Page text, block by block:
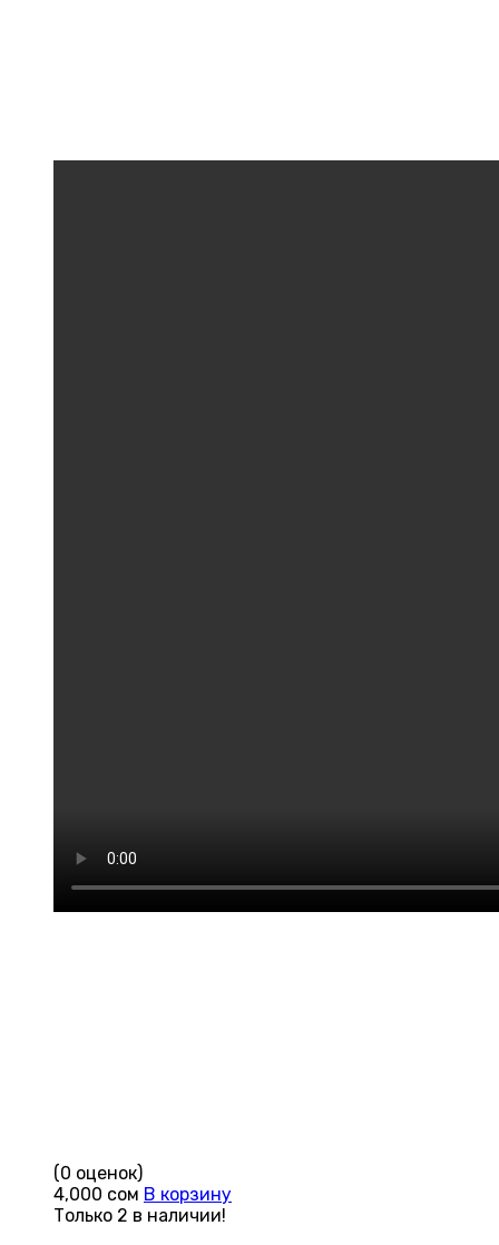
(0 оценок)
4,000 сом В корзину
Только 2 в наличии!